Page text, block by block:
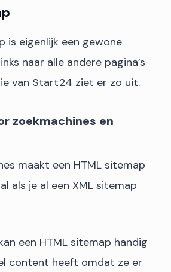
is eigenlijk een gewone
naar alle andere pagina’s
van Start24 ziet er zo uit.
zoekmachines en
maakt een HTML sitemap
als je al een XML sitemap
een HTML sitemap handig
content heeft omdat ze er